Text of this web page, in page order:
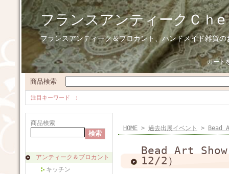
フランスアンティークＣｈe
フランスアンティーク＆ブロカント、ハンドメイド雑貨の
カート
商品検索
注目キーワード
商品検索
アンティーク＆ブロカント
キッチン
HOME > 過去出展イベント > Bead
Bead Art Show
12/2）